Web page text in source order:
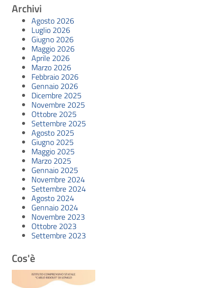
Archivi
Agosto 2026
Luglio 2026
Giugno 2026
Maggio 2026
Aprile 2026
Marzo 2026
Febbraio 2026
Gennaio 2026
Dicembre 2025
Novembre 2025
Ottobre 2025
Settembre 2025
Agosto 2025
Giugno 2025
Maggio 2025
Marzo 2025
Gennaio 2025
Novembre 2024
Settembre 2024
Agosto 2024
Gennaio 2024
Novembre 2023
Ottobre 2023
Settembre 2023
Cos'è